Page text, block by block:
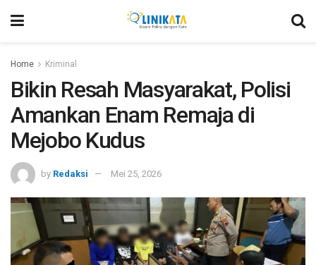
Home Kriminal
Bikin Resah Masyarakat, Polisi
Amankan Enam Remaja di
Mejobo Kudus
by Redaksi Mei 25, 2026